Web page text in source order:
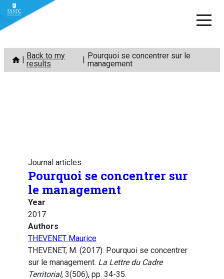
Skip
content
Back to my
results
Pourquoi se concentrer sur le
management
Journal articles
Pourquoi se concentrer sur
le management
Year
2017
Authors
THEVENET Maurice
THEVENET, M. (2017). Pourquoi se concentrer
sur le management. La Lettre du Cadre
Territorial, 3(506), pp. 34-35.